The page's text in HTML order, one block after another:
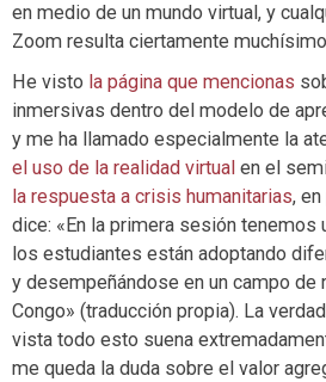
en medio de un mundo virtual, y
Zoom resulta ciertamente
He visto la página que mencionas
inmersivas dentro del modelo de
y me ha llamado especialmente la
el uso de la realidad virtual en el
la respuesta a crisis humanitarias,
dice: «En la primera sesión tenemos
los estudiantes están adoptando
y desempeñándose en un campo de
Congo» (traducción propia). La
vista todo esto suena
me queda la duda sobre el valor